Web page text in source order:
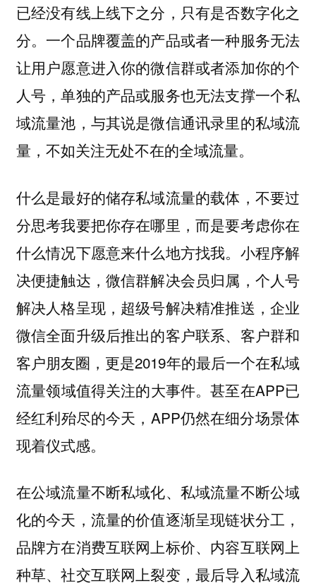
已经没有线上线下之分，只有是否数字化之
分。一个品牌覆盖的产品或者一种服务无法
让用户愿意进入你的微信群或者添加你的个
人号，单独的产品或服务也无法支撑一个私
域流量池，与其说是微信通讯录里的私域流
量，不如关注无处不在的全域流量。
什么是最好的储存私域流量的载体，不要过
分思考我要把你存在哪里，而是要考虑你在
什么情况下愿意来什么地方找我。小程序解
决便捷触达，微信群解决会员归属，个人号
解决人格呈现，超级号解决精准推送，企业
微信全面升级后推出的客户联系、客户群和
客户朋友圈，更是2019年的最后一个在私域
流量领域值得关注的大事件。甚至在APP已
经红利殆尽的今天，APP仍然在细分场景体
现着仪式感。
在公域流量不断私域化、私域流量不断公域
化的今天，流量的价值逐渐呈现链状分工，
品牌方在消费互联网上标价、内容互联网上
种草、社交互联网上裂变，最后导入私域流